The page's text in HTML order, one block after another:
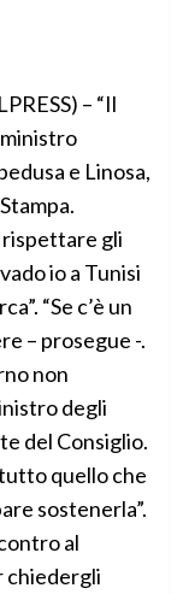
– “Il
ministro
e Linosa,
rispettare gli
io a Tunisi
“Se c’è un
– prosegue -.
non
degli
del Consiglio.
quello che
sostenerla”.
al
chiedergli